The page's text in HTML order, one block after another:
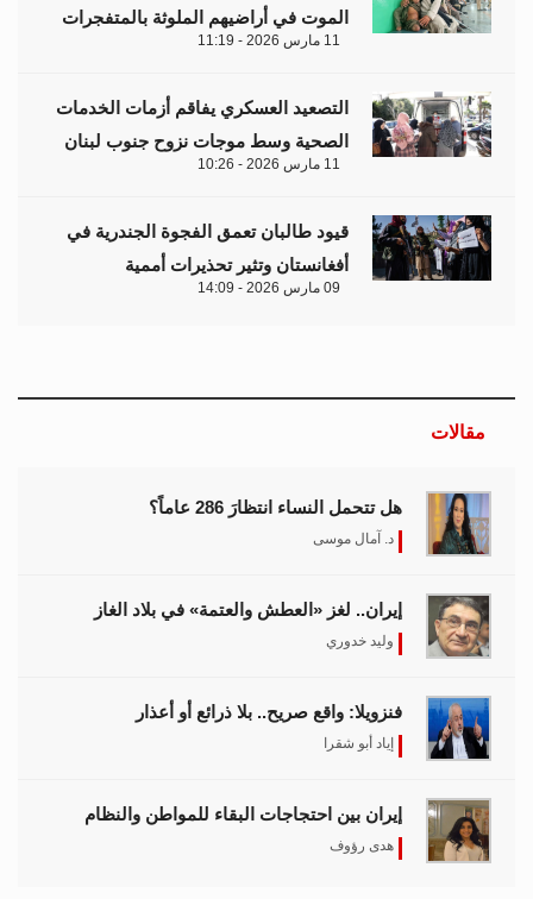
الموت في أراضيهم الملوثة بالمتفجرات
11 مارس 2026 - 11:19
التصعيد العسكري يفاقم أزمات الخدمات
الصحية وسط موجات نزوح جنوب لبنان
11 مارس 2026 - 10:26
قيود طالبان تعمق الفجوة الجندرية في
أفغانستان وتثير تحذيرات أممية
09 مارس 2026 - 14:09
مقالات
هل تتحمل النساء انتظارَ 286 عاماً؟
د. آمال موسى
إيران.. لغز «العطش والعتمة» في بلاد الغاز
وليد خدوري
فنزويلا: واقع صريح.. بلا ذرائع أو أعذار
إياد أبو شقرا
إيران بين احتجاجات البقاء للمواطن والنظام
هدى رؤوف